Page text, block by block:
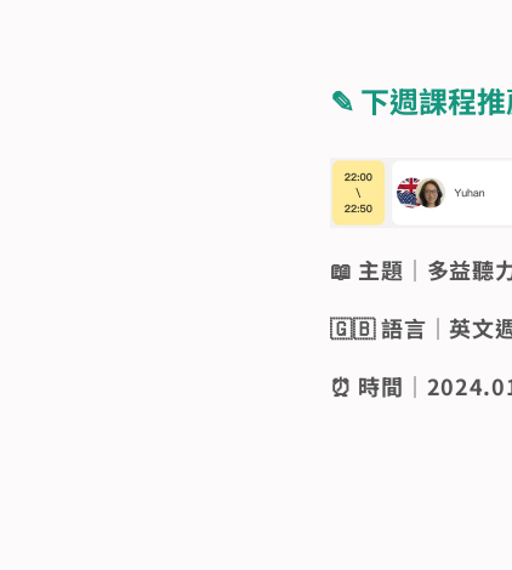
✎ 下週課程
📖 主題｜多益聽
🇬🇧 語言｜英文
⏰ 時間｜